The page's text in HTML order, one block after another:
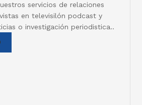
servicios de relaciones
en televisilón podcast y
o investigación periodistica..